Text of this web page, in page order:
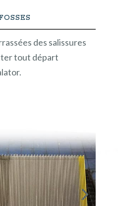
des salissures
tout départ